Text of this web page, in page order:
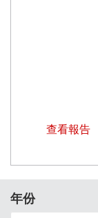
查看報告
年份